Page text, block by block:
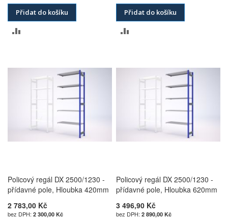
Přidat do košíku
POROVNÁNÍ
Přidat do košíku
POROVNÁNÍ
Policový regál DX 2500/1230 -
přídavné pole, Hloubka 420mm
2 783,00 Kč
2 300,00 Kč
Policový regál DX 2500/1230 -
přídavné pole, Hloubka 620mm
3 496,90 Kč
2 890,00 Kč